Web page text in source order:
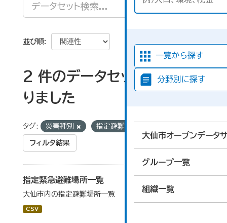
一覧から探す
分野別に探す
大仙市オープンデータ
グループ一覧
組織一覧
並び順
2 件のデータセットが見つか
りました
タグ: 災害種別 指定避難所
フィルタ結果
指定緊急避難場所一覧
大仙市内の指定避難場所一覧
CSV